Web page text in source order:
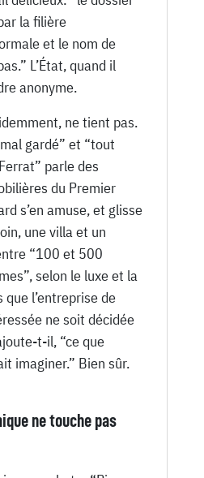
la filière
et le nom de
L’État, quand il
anonyme.
ne tient pas.
gardé” et “tout
parle des
du Premier
s’en amuse, et glisse
une villa et un
“100 et 500
selon le luxe et la
que l’entreprise de
ne soit décidée
t-il, “ce que
imaginer.” Bien sûr.
ne touche pas